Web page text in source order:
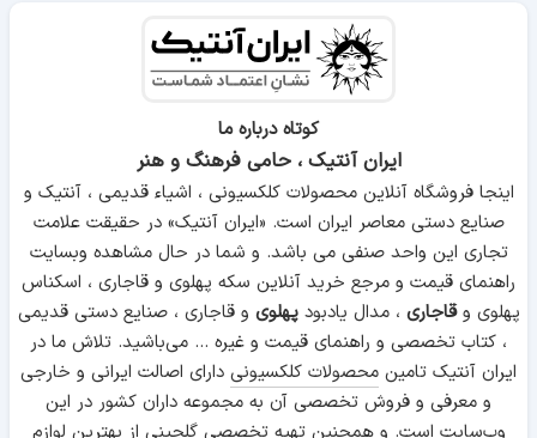
کوتاه درباره ما
ایران آنتیک ، حامی فرهنگ و هنر
اینجا فروشگاه آنلاین محصولات کلکسیونی ، اشیاء قدیمی ، آنتیک و
صنایع دستی معاصر ایران است. «ایران آنتیک» در حقیقت علامت
تجاری این واحد صنفی می باشد. و شما در حال مشاهده وبسایت
راهنمای قیمت و مرجع خرید آنلاین سکه پهلوی و قاجاری ، اسکناس
پهلوی وقاجاری ، مدال یادبودپهلوی و قاجاری ، صنایع دستی قدیمی
، کتاب تخصصی و راهنمای قیمت و غیره ... می‌باشید. تلاش ما در
ایران آنتیک تامین محصولات کلکسیونی دارای اصالت ایرانی و خارجی
و معرفی و فروش تخصصی آن به مجموعه داران کشور در این